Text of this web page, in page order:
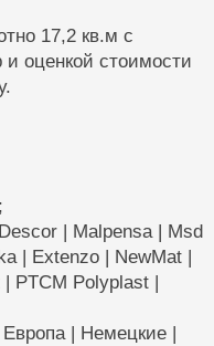
17,2 кв.м с
оценкой стоимости
| Malpensa | Msd
| Extenzo | NewMat |
PTCM Polyplast |
| Немецкие |